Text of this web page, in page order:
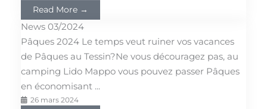
Read More →
News 03/2024
Pâques 2024 Le temps veut ruiner vos vacances
de Pâques au Tessin?Ne vous découragez pas, au
camping Lido Mappo vous pouvez passer Pâques
en économisant ...
26 mars 2024